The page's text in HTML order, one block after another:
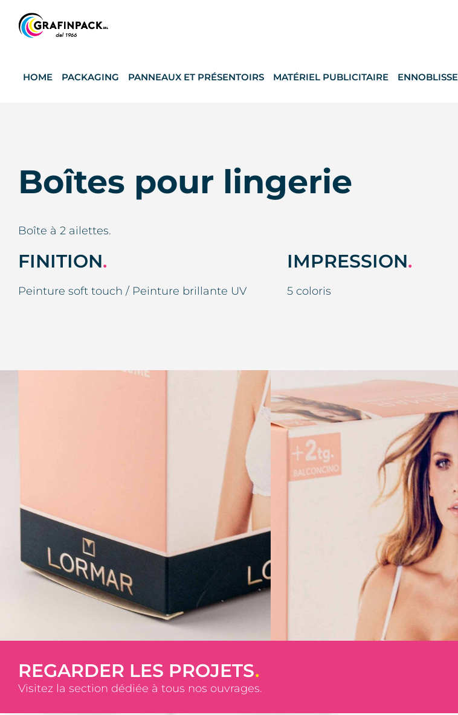
content
HOME PACKAGING PANNEAUX ET PRÉSENTOIRS MATÉRIEL PUBLICITAIRE
Boîtes pour lingerie
Boîte à 2 ailettes.
FINITION.
Peinture soft touch / Peinture brillante UV
IMPRESSION.
5 coloris
REGARDER LES PROJETS.
Visitez la section dédiée à tous nos ouvrages.